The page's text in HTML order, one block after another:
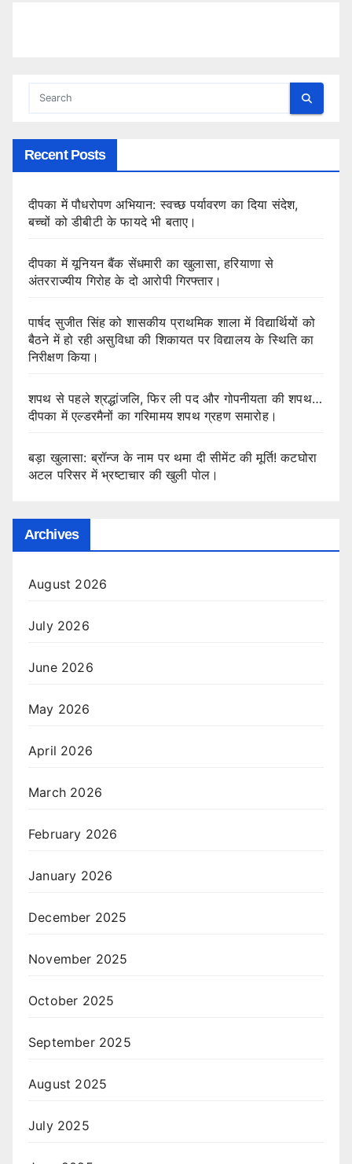
Recent Posts
दीपका में पौधरोपण अभियान: स्वच्छ पर्यावरण का दिया संदेश,
बच्चों को डीबीटी के फायदे भी बताए।
दीपका में यूनियन बैंक सेंधमारी का खुलासा, हरियाणा से
अंतरराज्यीय गिरोह के दो आरोपी गिरफ्तार।
पार्षद सुजीत सिंह को शासकीय प्राथमिक शाला में विद्यार्थियों को
बैठने में हो रही असुविधा की शिकायत पर विद्यालय के स्थिति का
निरीक्षण किया।
शपथ से पहले श्रद्धांजलि, फिर ली पद और गोपनीयता की शपथ…
दीपका में एल्डरमैनों का गरिमामय शपथ ग्रहण समारोह।
बड़ा खुलासा: ब्रॉन्ज के नाम पर थमा दी सीमेंट की मूर्ति! कटघोरा
अटल परिसर में भ्रष्टाचार की खुली पोल।
Archives
August 2026
July 2026
June 2026
May 2026
April 2026
March 2026
February 2026
January 2026
December 2025
November 2025
October 2025
September 2025
August 2025
July 2025